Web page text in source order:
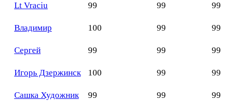
Lt Vraciu 99 99 99
Владимир 100 99 99
Сергей 99 99 99
Игорь Дзержинск 100 99 99
Сашка Художник 99 99
99